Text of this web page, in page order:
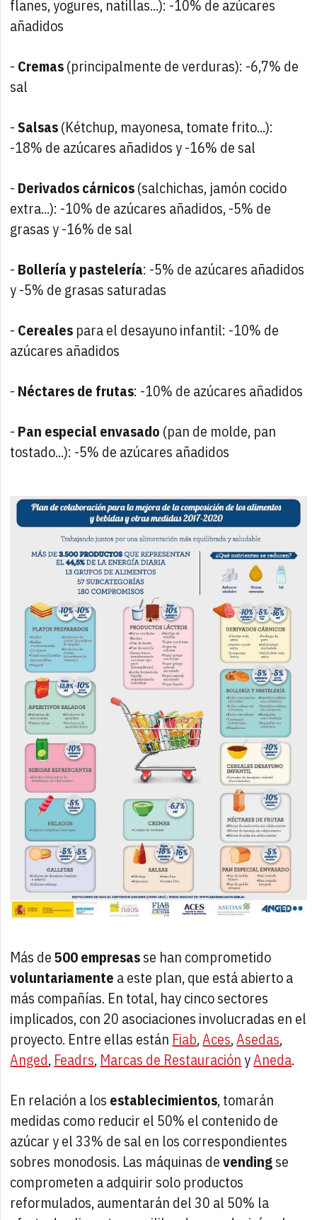
flanes, yogures, natillas...): -10% de azúcares
añadidos
- Cremas(principalmente de verduras): -6,7% de
sal
-Salsas(Kétchup, mayonesa, tomate frito...):
-18% de azúcares añadidos y -16% de sal
- Derivados cárnicos(salchichas, jamón cocido
extra...): -10% de azúcares añadidos, -5% de
grasas y -16% de sal
- Bollería y pastelería: -5% de azúcares añadidos
y -5% de grasas saturadas
- Cereales para el desayuno infantil: -10% de
azúcares añadidos
- Néctares de frutas: -10% de azúcares añadidos
- Pan especial envasado (pan de molde, pan
tostado...): -5% de azúcares añadidos
Más de500 empresasse han comprometido
voluntariamente a este plan, que está abierto a
más compañías. En total, hay cinco sectores
implicados, con 20 asociaciones involucradas en el
proyecto. Entre ellas están Fiab,Aces,Asedas,
Anged, Feadrs, Marcas de RestauraciónyAneda.
En relación a los establecimientos, tomarán
medidas como reducir el 50% el contenido de
azúcar y el 33% de sal en los correspondientes
sobres monodosis. Las máquinas devendingse
comprometen a adquirir solo productos
reformulados, aumentarán del 30 al 50% la